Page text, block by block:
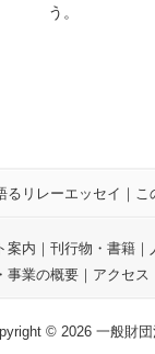
う。
るリレーエッセイ ｜
案内 ｜ 刊行物・書籍 ｜
事業の概要 ｜ アクセス
© 2026 一般財